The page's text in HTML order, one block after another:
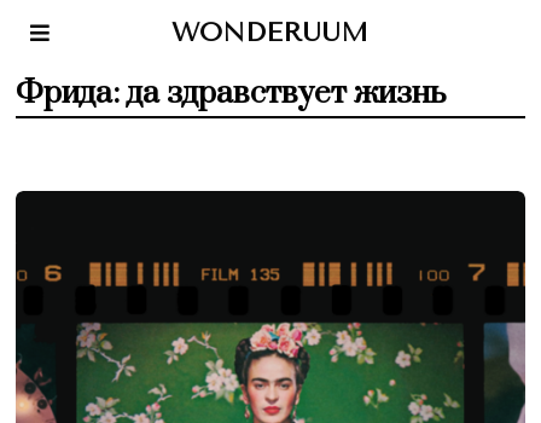
WONDERUUM
Фрида: да здравствует жизнь